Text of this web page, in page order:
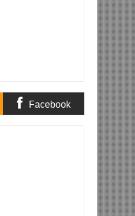
Facebook